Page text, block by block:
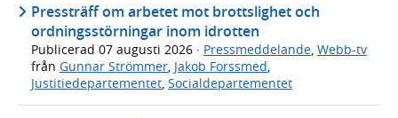
Pressträff om arbetet mot brottslighet och
ordningsstörningar inom idrotten
Publicerad 07 augusti 2026 · Pressmeddelande, Webb-tv
från Gunnar Strömmer, Jakob Forssmed,
Justitiedepartementet, Socialdepartementet